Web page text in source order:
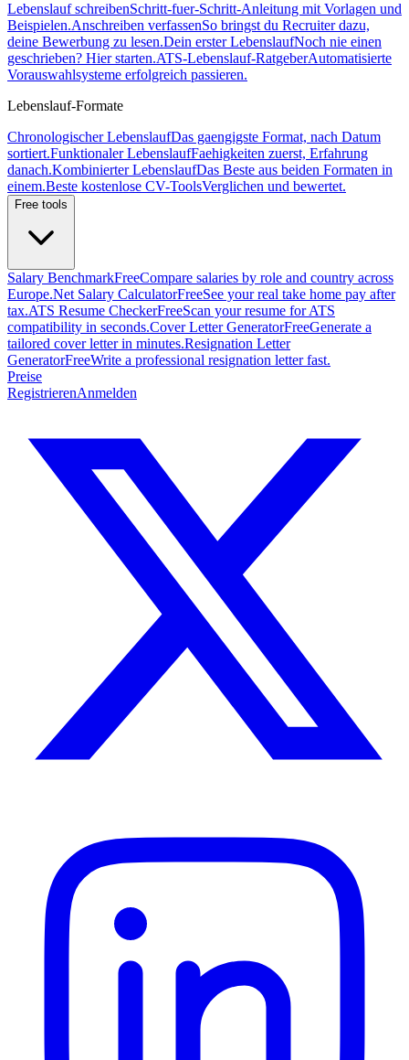
Lebenslauf schreibenSchritt-fuer-Schritt-Anleitung mit Vorlagen und
Beispielen.Anschreiben verfassenSo bringst du Recruiter dazu,
deine Bewerbung zu lesen.Dein erster LebenslaufNoch nie einen
geschrieben? Hier starten.ATS-Lebenslauf-RatgeberAutomatisierte
Vorauswahlsysteme erfolgreich passieren.
Lebenslauf-Formate
Chronologischer LebenslaufDas gaengigste Format, nach Datum
sortiert.Funktionaler LebenslaufFaehigkeiten zuerst, Erfahrung
danach.Kombinierter LebenslaufDas Beste aus beiden Formaten in
einem.Beste kostenlose CV-ToolsVerglichen und bewertet.
Free tools
Salary BenchmarkFreeCompare salaries by role and country across
Europe.Net Salary CalculatorFreeSee your real take home pay after
tax.ATS Resume CheckerFreeScan your resume for ATS
compatibility in seconds.Cover Letter GeneratorFreeGenerate a
tailored cover letter in minutes.Resignation Letter
GeneratorFreeWrite a professional resignation letter fast.
Preise
RegistrierenAnmelden